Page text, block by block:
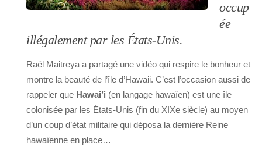
occup
ée
illégalement par les États-Unis.
Raël Maitreya a partagé une vidéo qui respire le bonheur et
montre la beauté de l’île d’Hawaii. C’est l’occasion aussi de
rappeler que Hawai’i (en langage hawaïen) est une île
colonisée par les États-Unis (fin du XIXe siècle) au moyen
d’un coup d’état militaire qui déposa la dernière Reine
hawaïenne en place…